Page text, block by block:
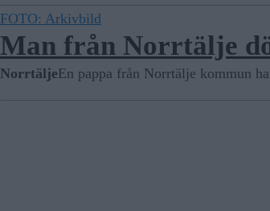
FOTO: Arkivbild
Man från Norrtälje
NorrtäljeEn pappa från Norrtälje kommun